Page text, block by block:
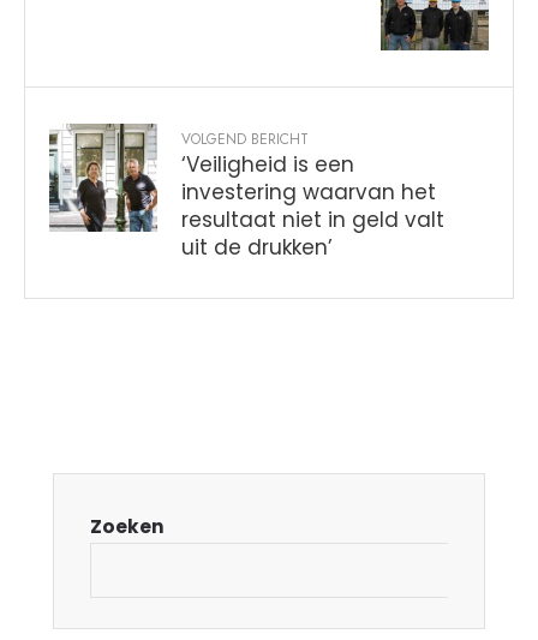
VOLGEND BERICHT
‘Veiligheid is een
investering waarvan het
resultaat niet in geld valt
uit de drukken’
Zoeken